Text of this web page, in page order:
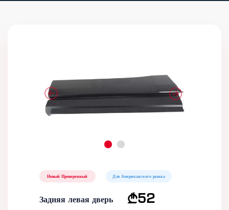
Новый Проверенный Для Американского рынка
Задняя левая дверь 52